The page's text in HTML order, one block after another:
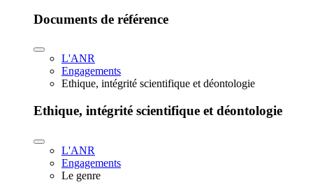
Documents de référence
L'ANR
Engagements
Ethique, intégrité scientifique et déontologie
Ethique, intégrité scientifique et déontologie
L'ANR
Engagements
Le genre